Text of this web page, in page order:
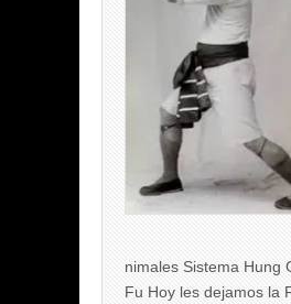
nimales Sistema Hung
Fu Hoy les dejamos la